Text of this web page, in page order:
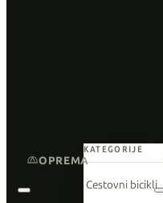
KATEGORIJE
Cestovni bicikli
OPREMA